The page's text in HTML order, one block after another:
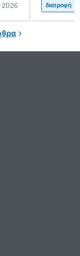
2026
ακόμα
γιατί θα
διατροφή